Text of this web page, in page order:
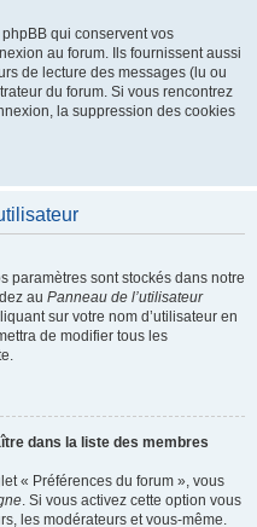
qui conservent vos
au forum. Ils fournissent aussi
de lecture des messages (lu ou
du forum. Si vous rencontrez
la suppression des cookies
paramètres sont stockés dans notre
au Panneau de l’utilisateur
sur votre nom d’utilisateur en
de modifier tous les
dans la liste des membres
« Préférences du forum », vous
. Si vous activez cette option vous
les modérateurs et vous-même.